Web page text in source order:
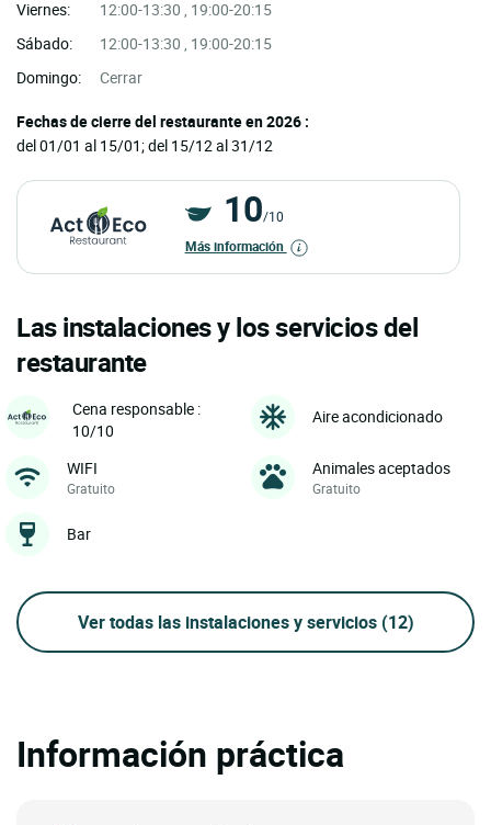
Viernes:
12:00-13:30 , 19:00-20:15
Sábado:
12:00-13:30 , 19:00-20:15
Domingo:
Cerrar
Fechas de cierre del restaurante en 2026 :
del 01/01 al 15/01; del 15/12 al 31/12
10/10
Más información
Las instalaciones y los servicios del
restaurante
Cena responsable :
10/10
Aire acondicionado
WIFI
Gratuito
Animales aceptados
Gratuito
Bar
Ver todas las instalaciones y servicios (12)
Información práctica